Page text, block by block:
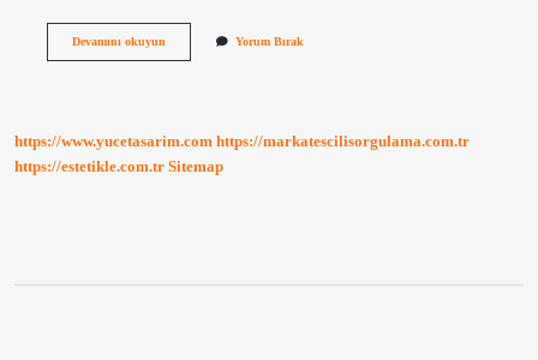
Devamını okuyunÇerkezce
Yorum Bırak
https://www.yucetasarim.com https://markatescilisorgulama.com.tr
https://estetikle.com.tr Sitemap